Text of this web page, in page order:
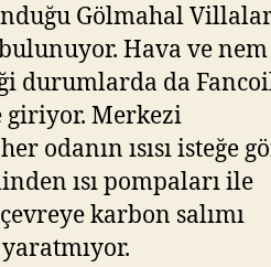
Gölmahal
Hava ve nem
durumlarda da
giriyor. Merkezi
odanın ısısı isteğe
ısı pompaları ile
karbon salımı